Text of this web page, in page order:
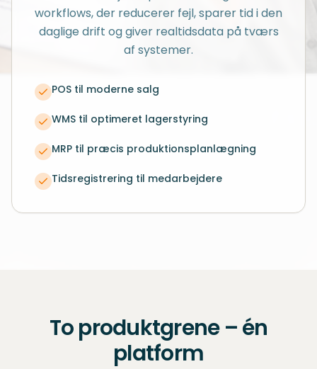
workflows, der reducerer fejl, sparer tid i den
daglige drift og giver realtidsdata på tværs
af systemer.
POS til moderne salg
WMS til optimeret lagerstyring
MRP til præcis produktionsplanlægning
Tidsregistrering til medarbejdere
To produktgrene – én
platform